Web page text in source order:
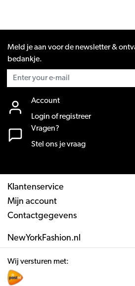
Meld je aan voor de newsletter &
bedankje.
Account
Login of registreer
Vragen?
Stel ons je vraag
Klantenservice
Mijn account
Contactgegevens
NewYorkFashion.nl
Wij versturen met: